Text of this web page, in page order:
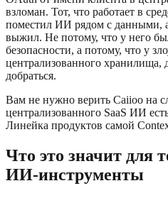
взломан. Тот, что работает в
поместил ИИ рядом с
выжил. Не потому, что у него
безопасности, а потому, что у
централизованного
добраться.
Вам не нужно верить Caiioo на
централизованного SaaS ИИ
Линейка продуктов самой
Что это значит для
ИИ-инструменты